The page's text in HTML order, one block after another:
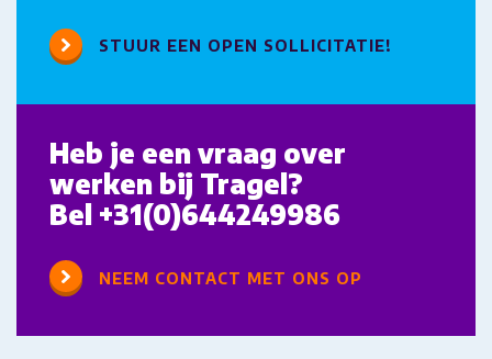
STUUR EEN OPEN SOLLICITATIE!
Heb je een vraag over
werken bij Tragel?
Bel +31(0)644249986
NEEM CONTACT MET ONS OP